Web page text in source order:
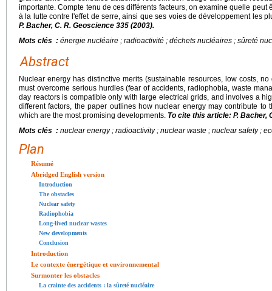
importante. Compte tenu de ces différents facteurs, on examine quelle
à la lutte contre l'effet de serre, ainsi que ses voies de développement les
P. Bacher, C. R. Geoscience 335 (2003).
Mots clés : énergie nucléaire ; radioactivité ; déchets nucléaires ; sûreté
Abstract
Nuclear energy has distinctive merits (sustainable resources, low costs,
must overcome serious hurdles (fear of accidents, radiophobia, waste
day reactors is compatible only with large electrical grids, and involves a
different factors, the paper outlines how nuclear energy may contribute to
which are the most promising developments. To cite this article: P. Bacher,
Mots clés : nuclear energy ; radioactivity ; nuclear waste ; nuclear safety ;
Plan
Résumé
Abridged English version
Introduction
The obstacles
Nuclear safety
Radiophobia
Long-lived nuclear wastes
New developments
Conclusion
Introduction
Le contexte énergétique et environnemental
Surmonter les obstacles
La crainte des accidents : la sûreté nucléaire